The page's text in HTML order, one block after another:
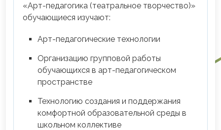
«Арт-педагогика (театральное творчество)»
обучающиеся изучают:
Арт-педагогические технологии
Организацию групповой работы
обучающихся в арт-педагогическом
пространстве
Технологию создания и поддержания
комфортной образовательной среды в
школьном коллективe